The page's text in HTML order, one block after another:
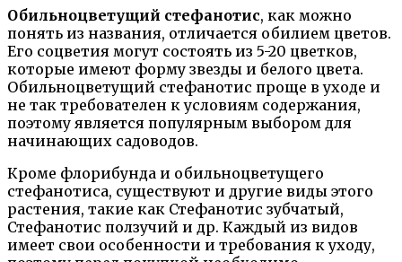
Обильноцветущий стефанотис, как можно
понять из названия, отличается обилием цветов.
Его соцветия могут состоять из 5-20 цветков,
которые имеют форму звезды и белого цвета.
Обильноцветущий стефанотис проще в уходе и
не так требователен к условиям содержания,
поэтому является популярным выбором для
начинающих садоводов.
Кроме флорибунда и обильноцветущего
стефанотиса, существуют и другие виды этого
растения, такие как Стефанотис зубчатый,
Стефанотис ползучий и др. Каждый из видов
имеет свои особенности и требования к уходу,